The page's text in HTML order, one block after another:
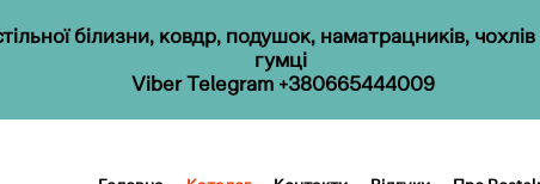
білизни, ковдр, подушок, наматрацників,
гумці
Viber Telegram +380665444009
Контакти